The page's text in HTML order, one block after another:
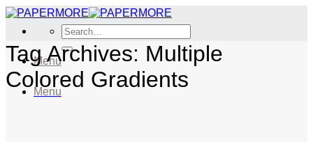
Skip
content
Search
for:
Menu
Menu
Tag Archives: Multiple
Colored Gradients